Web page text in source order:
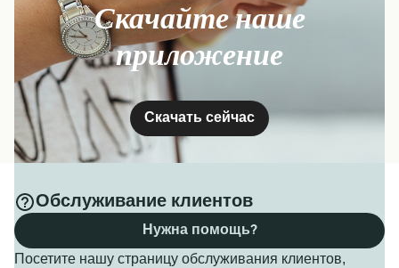
Скачайте наше
приложение
Скачать сейчас
Обслуживание клиентов
Посетите нашу страницу обслуживания клиентов,
Нужна помощь?